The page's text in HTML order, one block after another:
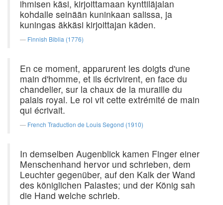
ihmisen käsi, kirjoittamaan kynttiläjalan
kohdalle seinään kuninkaan salissa, ja
kuningas äkkäsi kirjoittajan käden.
Finnish Biblia (1776)
En ce moment, apparurent les doigts d'une
main d'homme, et ils écrivirent, en face du
chandelier, sur la chaux de la muraille du
palais royal. Le roi vit cette extrémité de main
qui écrivait.
French Traduction de Louis Segond (1910)
In demselben Augenblick kamen Finger einer
Menschenhand hervor und schrieben, dem
Leuchter gegenüber, auf den Kalk der Wand
des königlichen Palastes; und der König sah
die Hand welche schrieb.